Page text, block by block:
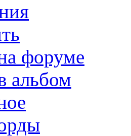
форуме
альбом